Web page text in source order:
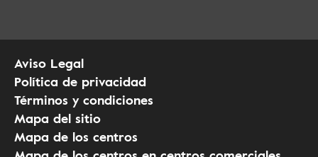
Aviso Legal
Política de privacidad
Términos y condiciones
Mapa del sitio
Mapa de los centros